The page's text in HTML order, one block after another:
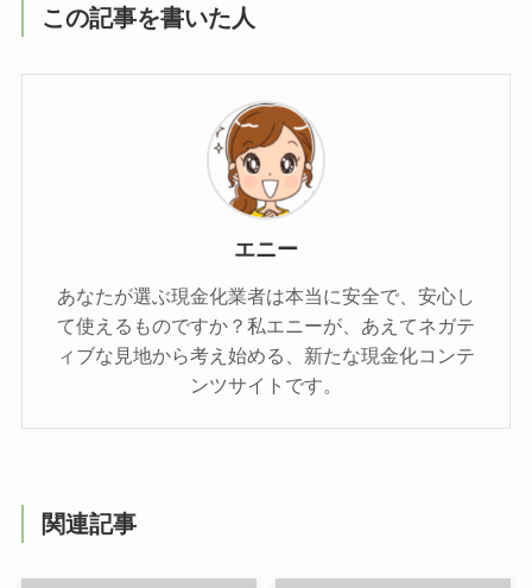
この記事を書いた人
エニー
あなたが選ぶ現金化業者は本当に安全で、安心し
て使えるものですか？私エニーが、あえてネガテ
ィブな見地から考え始める、新たな現金化コンテ
ンツサイトです。
関連記事